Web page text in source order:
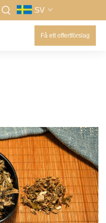
SV
Få ett offertförslag